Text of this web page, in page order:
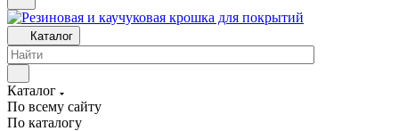
Каталог
Каталог
По всему сайту
По каталогу